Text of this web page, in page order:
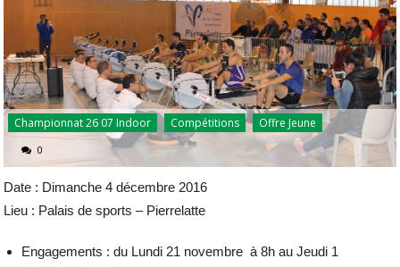
Championnat 26 07 Indoor Compétitions Offre Jeune
0
Date : Dimanche 4 décembre 2016
Lieu : Palais de sports – Pierrelatte
Engagements : du Lundi 21 novembre à 8h au Jeudi 1